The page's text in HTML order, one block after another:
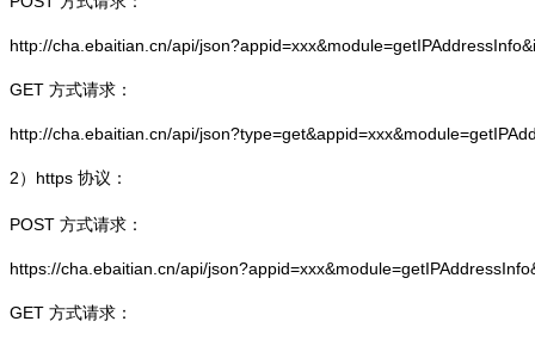
http://cha.ebaitian.cn/api/
GET 方式请求：
http://cha.ebaitian.cn/api/
2） https 协议：
POST 方式请求：
https://cha.ebaitian.cn/api/
GET 方式请求：